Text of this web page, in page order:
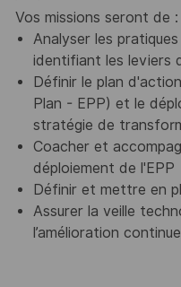
Vos missions seront de :
Analyser les
identifiant les leviers
Définir le plan
Plan - EPP) et le
stratégie de
Coacher et
déploiement de l'EPP
Définir et mettre en
Assurer la veille
l’amélioration continue